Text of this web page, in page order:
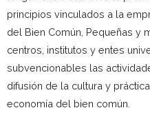
principios vinculados a la
del Bien Común, Pequeñas y
centros, institutos y entes
subvencionables las
difusión de la cultura y
economía del bien común.